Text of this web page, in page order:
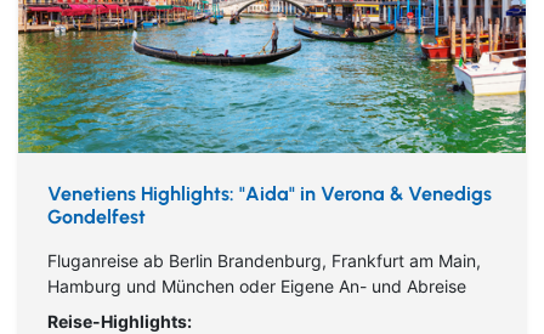
Eventreisen
Klassische Konzerte
Konzertreisen
Kulturreisen
Städtereisen
Semperoper
Ruhr & Rhein
Europa
Mein Schiff Kombireisen
Mein Schiff Kreuzfahrten
Rhein Kreuzfahrten
Mosel Kreuzfahrten
Venetiens Highlights: "Aida" in Verona & Venedigs
Gondelfest
Fluganreise ab Berlin Brandenburg, Frankfurt am Main,
Hamburg und München oder Eigene An- und Abreise
Reise-Highlights: